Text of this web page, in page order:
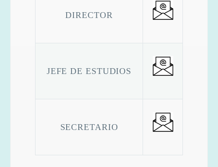
DIRECTOR
JEFE DE ESTUDIOS
SECRETARIO